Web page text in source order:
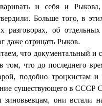
и себя и
Больше того, в
разговорах, об
даже отрицать Рыков.
что документальный и
что до последнего
подобно троцкистам и
существу­ющего в СССР
зиновьевцам, они встали